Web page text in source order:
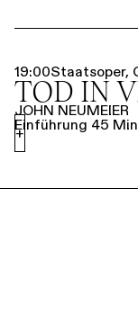
19:00Staatsoper,
TOD IN
JOHN NEUMEIER
Einführung 45
+